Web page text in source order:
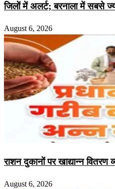
जिलों में अलर्ट; बरनाला में सबसे
August 6, 2026
राशन दुकानों पर खाद्यान्न वितरण
August 6, 2026